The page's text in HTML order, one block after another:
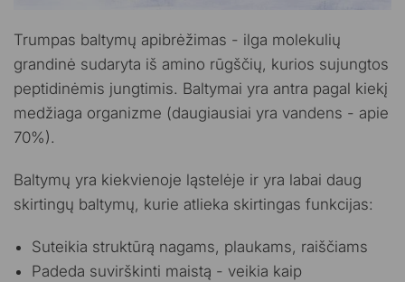
Trumpas baltymų apibrėžimas - ilga molekulių
grandinė sudaryta iš amino rūgščių, kurios sujungtos
peptidinėmis jungtimis. Baltymai yra antra pagal kiekį
medžiaga organizme (daugiausiai yra vandens - apie
70%).
Baltymų yra kiekvienoje ląstelėje ir yra labai daug
skirtingų baltymų, kurie atlieka skirtingas funkcijas:
Suteikia struktūrą nagams, plaukams, raiščiams
Padeda suvirškinti maistą - veikia kaip